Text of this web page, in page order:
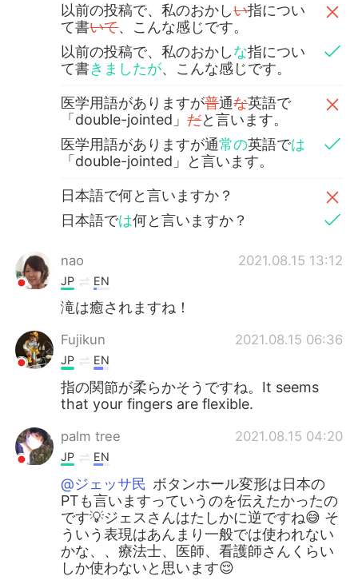
以前の投稿で、私のおかしい指につい
て書いて、こんな感じです。
以前の投稿で、私のおかしな指につい
て書きましたが、こんな感じです。
医学用語がありますが普通な英語で
「double-jointed」だと言います。
医学用語がありますが通常の英語では
「double-jointed」と言います。
日本語で何と言いますか？
日本語では何と言いますか？
nao 2021.08.15 13:12
JP EN
滝は癒されますね！
Fujikun 2021.08.15 06:36
JP EN
指の関節が柔らかそうですね。It seems
that your fingers are flexible.
palm tree 2021.08.15 04:20
JP EN
@ジェッサ民 ボタンホール変形は日本の
PTも言いますっていうのを伝えたかったの
です💡ジェスさんはたしかに逆ですね😅 そ
ういう表現はあんまり一般では使われない
かな、、療法士、医師、看護師さんくらい
しか使わないと思います😌